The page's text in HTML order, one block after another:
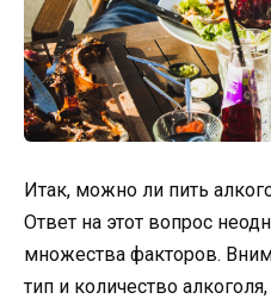
Итак, можно ли пить
Ответ на этот вопрос
множества факторов.
тип и количество